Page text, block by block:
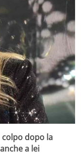
dopo la
a lei